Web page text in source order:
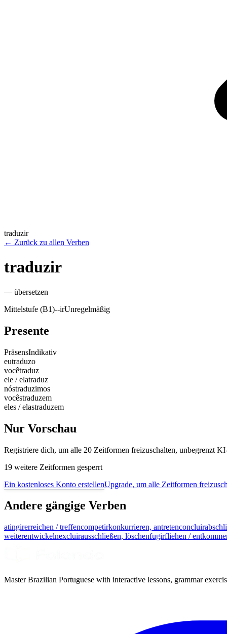
traduzir
← Zurück zu allen Verben
traduzir
— übersetzen
Mittelstufe (B1)--irUnregelmäßig
Presente
PräsensIndikativ
eutraduzo
vocêtraduz
ele / elatraduz
nóstraduzimos
vocêstraduzem
eles / elastraduzem
Nur Vorschau
Registriere dich, um alle 20 Zeitformen freizuschalten, unbegrenzt
19 weitere Zeitformen gesperrt
Ein kostenloses Konto erstellenUpgrade, um alle Zeitformen
Andere gängige Verben
atingirerreichen / treffencompetirkonkurrieren, antretenconcluir
weiterentwickelnexcluirausschließen, löschenfugirfliehen /
Master Brazilian Portuguese with interactive lessons, grammar